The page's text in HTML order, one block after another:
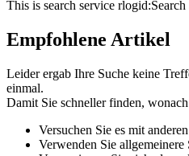
This is search service rlogid:
Empfohlene Artikel
Leider ergab Ihre Suche keine
einmal.
Damit Sie schneller finden,
Versuchen Sie es mit
Verwenden Sie allgemeinere